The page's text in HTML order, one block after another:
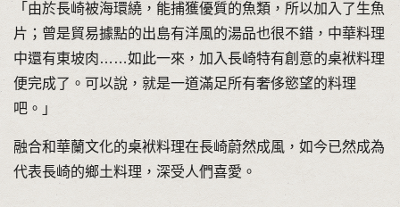
「由於長崎被海環繞，能捕獲優質的魚類，所以加入了生魚
片；曾是貿易據點的出島有洋風的湯品也很不錯，中華料理
中還有東坡肉……如此一來，加入長崎特有創意的桌袱料理
便完成了。可以說，就是一道滿足所有奢侈慾望的料理
吧。」
融合和華蘭文化的桌袱料理在長崎蔚然成風，如今已然成為
代表長崎的鄉土料理，深受人們喜愛。